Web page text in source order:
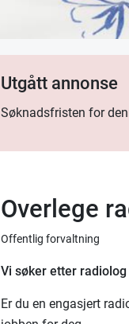
Utgått annonse
Søknadsfristen for
Overlege
Offentlig forvaltning
Vi søker etter
Er du en engasjert